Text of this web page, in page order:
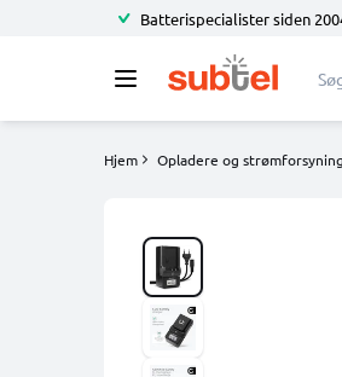
Batterispecialister siden
Hjem Opladere og